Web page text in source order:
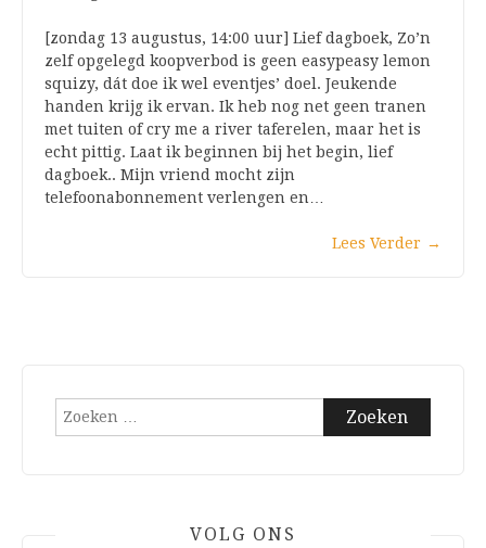
[zondag 13 augustus, 14:00 uur] Lief dagboek, Zo’n
zelf opgelegd koopverbod is geen easypeasy lemon
squizy, dát doe ik wel eventjes’ doel. Jeukende
handen krijg ik ervan. Ik heb nog net geen tranen
met tuiten of cry me a river taferelen, maar het is
echt pittig. Laat ik beginnen bij het begin, lief
dagboek.. Mijn vriend mocht zijn
telefoonabonnement verlengen en…
Lees Verder →
Zoeken
VOLG ONS